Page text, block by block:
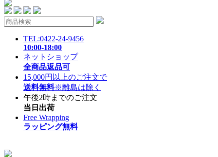
TEL:0422-24-9456
10:00-18:00
ネットショップ
全商品返品可
15,000円以上のご注文で
送料無料※離島は除く
午後2時までのご注文
当日出荷
Free Wrapping
ラッピング無料